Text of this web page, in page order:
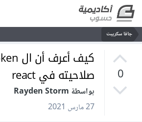
جافا سكريبت
0
صلاحيته في react
بواسطة Rayden Storm
27 مارس 2021